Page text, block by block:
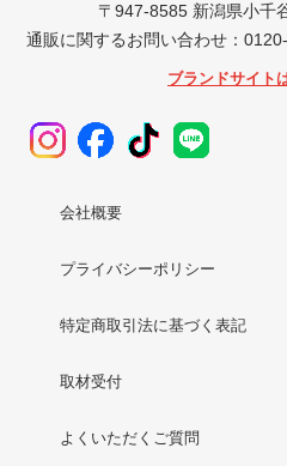
〒947-8585 新潟県小千
通販に関するお問い合わせ：
ブランドサイト
会社概要
プライバシーポリシー
特定商取引法に基づく表記
取材受付
よくいただくご質問